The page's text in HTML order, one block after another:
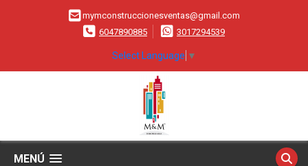
mymconstruccionesventas@gmail.com
6047890885
3017294539
Select Language ▼
MENÚ